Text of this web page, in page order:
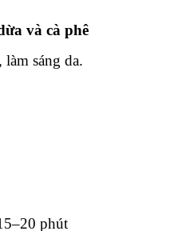
và cà phê
làm sáng da.
phút